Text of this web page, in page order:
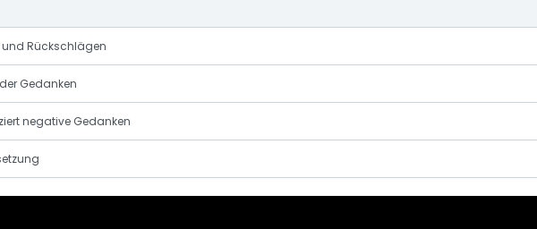
und Rückschlägen
Gedanken
negative Gedanken